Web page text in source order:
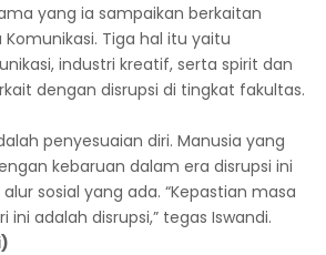
yang ia sampaikan berkaitan
Tiga hal itu yaitu
industri kreatif, serta spirit dan
dengan disrupsi di tingkat fakultas.
penyesuaian diri. Manusia yang
kebaruan dalam era disrupsi ini
sosial yang ada. “Kepastian masa
ini adalah disrupsi,” tegas Iswandi.